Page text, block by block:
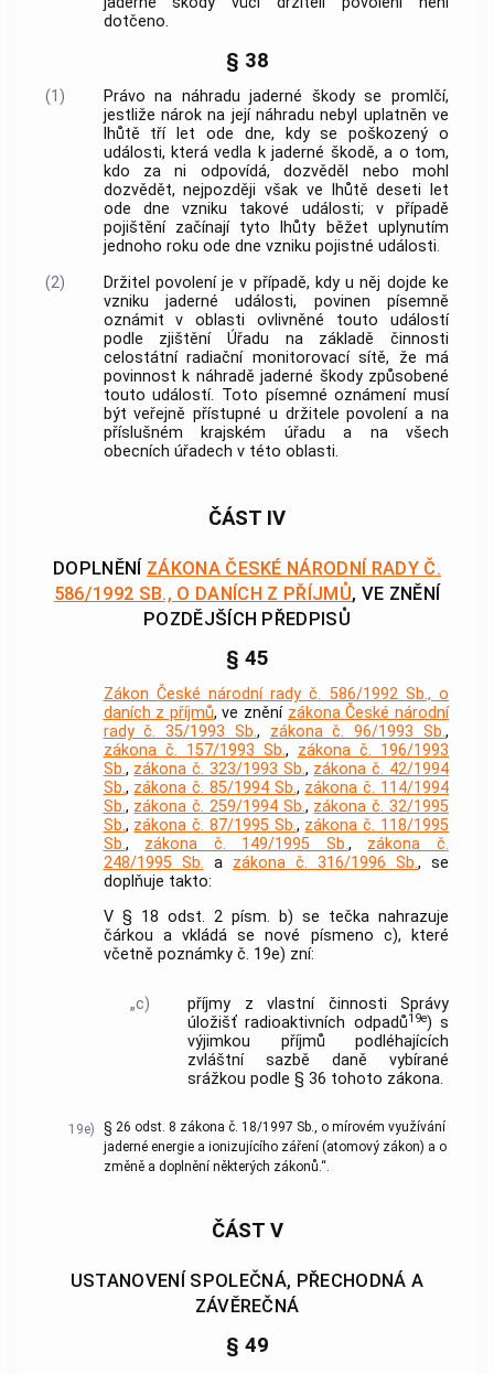
dotčeno.
§ 38
(1)
Právo na náhradu jaderné škody se promlčí,
jestliže nárok na její náhradu nebyl uplatněn ve
lhůtě tří let ode dne, kdy se poškozený o
události, která vedla k jaderné škodě, a o tom,
kdo za ni odpovídá, dozvěděl nebo mohl
dozvědět, nejpozději však ve lhůtě deseti let
ode dne vzniku takové události; v případě
pojištění začínají tyto lhůty běžet uplynutím
jednoho roku ode dne vzniku pojistné události.
(2)
Držitel povolení je v případě, kdy u něj dojde ke
vzniku jaderné události, povinen písemně
oznámit v oblasti ovlivněné touto událostí
podle zjištění Úřadu na základě činnosti
celostátní radiační monitorovací sítě, že má
povinnost k náhradě jaderné škody způsobené
touto událostí. Toto písemné oznámení musí
být veřejně přístupné u držitele povolení a na
příslušném krajském úřadu a na všech
obecních úřadech v této oblasti.
ČÁST IV
DOPLNĚNÍ ZÁKONA ČESKÉ NÁRODNÍ RADY Č.
586/1992 SB., O DANÍCH Z PŘÍJMŮ, VE ZNĚNÍ
POZDĚJŠÍCH PŘEDPISŮ
§ 45
Zákon České národní rady č. 586/1992 Sb., o
daních z příjmů, ve znění zákona České národní
rady č. 35/1993 Sb., zákona č. 96/1993 Sb.,
zákona č. 157/1993 Sb., zákona č. 196/1993
Sb., zákona č. 323/1993 Sb., zákona č. 42/1994
Sb., zákona č. 85/1994 Sb., zákona č. 114/1994
Sb., zákona č. 259/1994 Sb., zákona č. 32/1995
Sb., zákona č. 87/1995 Sb., zákona č. 118/1995
Sb., zákona č. 149/1995 Sb., zákona č.
248/1995 Sb. a zákona č. 316/1996 Sb., se
doplňuje takto:
V § 18 odst. 2 písm. b) se tečka nahrazuje
čárkou a vkládá se nové písmeno c), které
včetně poznámky č. 19e) zní:
„c)
příjmy z vlastní činnosti Správy
úložišť radioaktivních odpadů19e) s
výjimkou příjmů podléhajících
zvláštní sazbě daně vybírané
srážkou podle § 36 tohoto zákona.
19e)
§ 26 odst. 8 zákona č. 18/1997 Sb., o mírovém využívání
jaderné energie a ionizujícího záření (atomový zákon) a o
změně a doplnění některých zákonů.“.
ČÁST V
USTANOVENÍ SPOLEČNÁ, PŘECHODNÁ A
ZÁVĚREČNÁ
§ 49